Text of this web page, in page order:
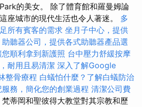
的美女。 除了體育館和羅曼姆論
座城市的現代生活也令人著迷。 多
所有賓客的需求 坐月子中心，提供
助聽器公司，提供各式助聽器產品選
順利拿到新護照 台中壓力舒緩按摩
耐用且易清潔 深入了解Google
整骨療程 白蟻怕什麼？了解白蟻防治
務，簡化您的創業過程 清潔公司費
梵蒂岡和聖彼得大教堂對其宗教和歷